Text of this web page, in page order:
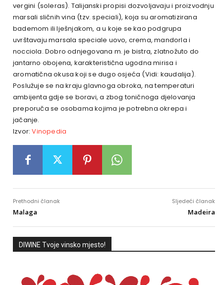
vergini (soleras). Talijanski propisi dozvoljavaju i proizvodnju
marsali sličnih vina (tzv. speciali), koja su aromatizirana
bademom ili lješnjakom, a u koje se kao podgrupa
uvrštavaju marsala speciale uovo, crema, mandorla i
nocciola. Dobro odnjegovana m. je bistra, zlatnožuto do
jantarno obojena, karakteristična ugodna mirisa i
aromatična okusa koji se dugo osjeća (Vidi: kaudalija).
Poslužuje se na kraju glavnoga obroka, na temperaturi
ambijenta gdje se boravi, a zbog toničnoga djelovanja
preporuča se osobama kojima je potrebna okrepa i
jačanje.
Izvor: Vinopedia
Prethodni članak
Malaga
Sljedeći članak
Madeira
DIWINE Tvoje vinsko mjesto!